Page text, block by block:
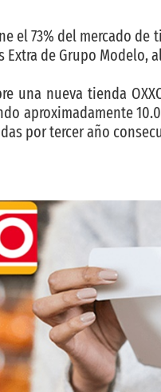
el 73% del mercado
Extra de Grupo Modelo,
una nueva tienda
aproximadamente
por tercer año